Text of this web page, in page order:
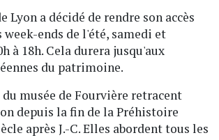
Lyon a décidé de rendre son accès
ends de l'été, samedi et
à 18h. Cela durera jusqu'aux
du patrimoine.
musée de Fourvière retracent
depuis la fin de la Préhistoire
après J.-C. Elles abordent tous les